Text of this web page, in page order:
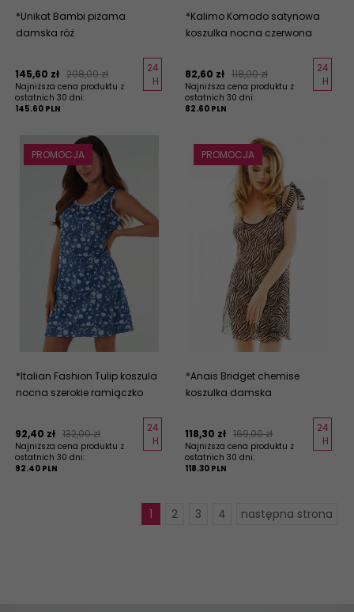
*Unikat Bambi piżama
damska róż
145,60 zł 208,00 zł
Najniższa cena produktu z
ostatnich 30 dni:
145.60 PLN
24
H
*Kalimo Komodo satynowa
koszulka nocna czerwona
82,60 zł 118,00 zł
Najniższa cena produktu z
ostatnich 30 dni:
82.60 PLN
24
H
PROMOCJA
*Italian Fashion Tulip koszula
nocna szerokie ramiączko
92,40 zł 132,00 zł
Najniższa cena produktu z
ostatnich 30 dni:
92.40 PLN
24
H
PROMOCJA
*Anais Bridget chemise
koszulka damska
118,30 zł 169,00 zł
Najniższa cena produktu z
ostatnich 30 dni:
118.30 PLN
24
H
1 2 3 4 następna strona